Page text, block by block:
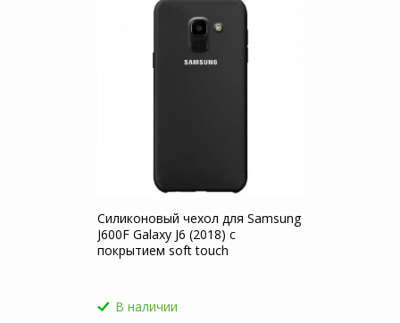
Силиконовый чехол для Samsung
J600F Galaxy J6 (2018) с
покрытием soft touch
В наличии